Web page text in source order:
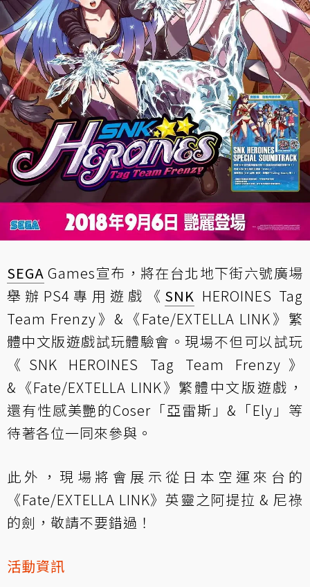
SEGA Games宣布，將在台北地下街六號廣場
舉辦PS4專用遊戲《 SNK HEROINES Tag
Team Frenzy》&《Fate/EXTELLA LINK》繁
體中文版遊戲試玩體驗會。現場不但可以試玩
《SNK HEROINES Tag Team Frenzy》
&《Fate/EXTELLA LINK》繁體中文版遊戲，
還有性感美艷的Coser「亞雷斯」&「Ely」等
待著各位一同來參與。
此外，現場將會展示從日本空運來台的
《Fate/EXTELLA LINK》英靈之阿提拉 & 尼祿
的劍，敬請不要錯過！
活動資訊